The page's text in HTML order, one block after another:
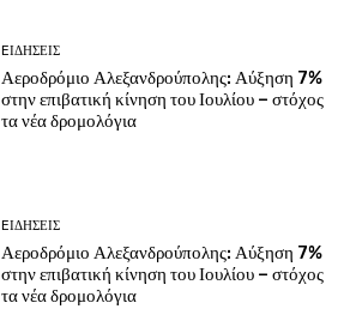
EΙΔΗΣΕΙΣ
Αεροδρόμιο Αλεξανδρούπολης: Αύξηση 7%
στην επιβατική κίνηση του Ιουλίου – στόχος
τα νέα δρομολόγια
EΙΔΗΣΕΙΣ
Αεροδρόμιο Αλεξανδρούπολης: Αύξηση 7%
στην επιβατική κίνηση του Ιουλίου – στόχος
τα νέα δρομολόγια